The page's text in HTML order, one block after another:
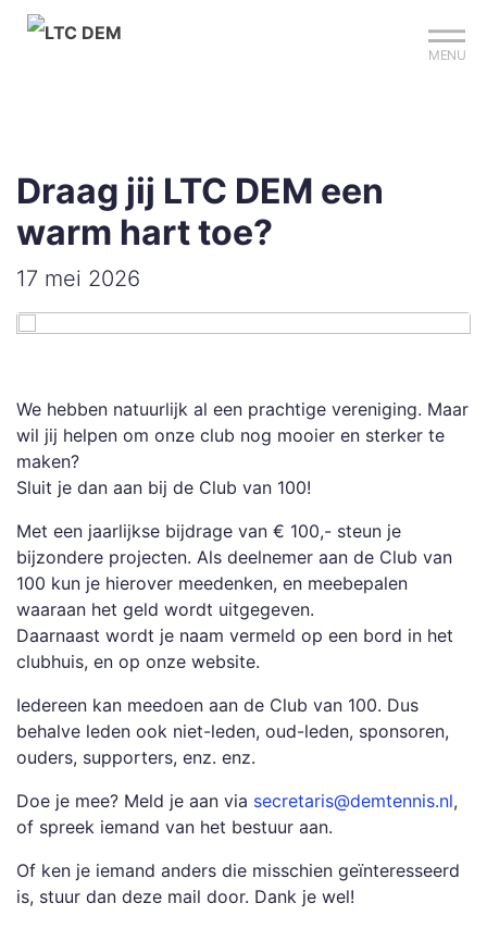
MENU
Draag jij LTC DEM een
warm hart toe?
17 mei 2026
We hebben natuurlijk al een prachtige vereniging. Maar
wil jij helpen om onze club nog mooier en sterker te
maken?
Sluit je dan aan bij de Club van 100!
Met een jaarlijkse bijdrage van € 100,- steun je
bijzondere projecten. Als deelnemer aan de Club van
100 kun je hierover meedenken, en meebepalen
waaraan het geld wordt uitgegeven.
Daarnaast wordt je naam vermeld op een bord in het
clubhuis, en op onze website.
Iedereen kan meedoen aan de Club van 100. Dus
behalve leden ook niet-leden, oud-leden, sponsoren,
ouders, supporters, enz. enz.
Doe je mee? Meld je aan via secretaris@demtennis.nl,
of spreek iemand van het bestuur aan.
Of ken je iemand anders die misschien geïnteresseerd
is, stuur dan deze mail door. Dank je wel!